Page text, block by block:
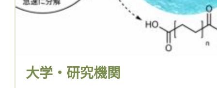
大学・研究機関